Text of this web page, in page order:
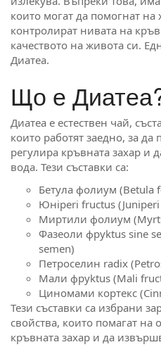
които могат да помогнат на
контролират нивата на
качеството на живота си.
Диатеа.
Що е
Диатеа е естествен чай,
които работят заедно, за
регулира кръвната захар и
вода. Тези съставки са:
Бетула фолиум (Betula
Юнiperi fructus (Juniperi
Миртили фолиум
Фазеоли фруktus sine
semen)
Петроселин radix
Мали фруktus (Mali
Циномами кортекс
Тези съставки са избрани
свойства, които помагат на
кръвната захар и да